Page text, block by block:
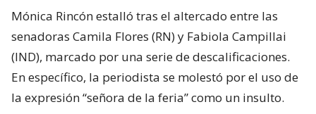
Mónica Rincón estalló tras el altercado entre las
senadoras Camila Flores (RN) y Fabiola Campillai
(IND), marcado por una serie de descalificaciones.
En específico, la periodista se molestó por el uso de
la expresión “señora de la feria” como un insulto.